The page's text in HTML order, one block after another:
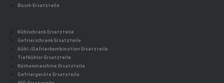
Bosch Ersatzteile
Kühlschrank Ersatzteile
Gefrierschrank Ersatzteile
Kühl-/Gefrierkombination Ersatzteile
Tiefkühler Ersatzteile
Küchenmaschine Ersatzteile
Gefriergeräte Ersatzteile